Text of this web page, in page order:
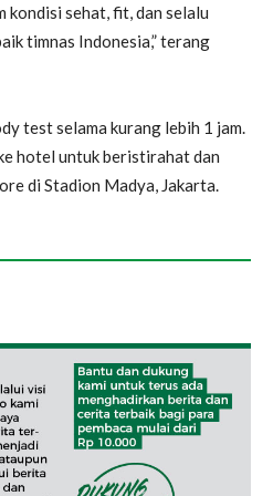
kondisi sehat, fit, dan selalu
timnas Indonesia,” terang
test selama kurang lebih 1 jam.
hotel untuk beristirahat dan
di Stadion Madya, Jakarta.